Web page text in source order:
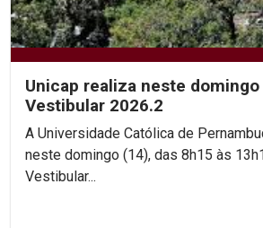
Unicap realiza neste
Vestibular 2026.2
A Universidade Católica de
neste domingo (14), das 8h15 às
Vestibular...